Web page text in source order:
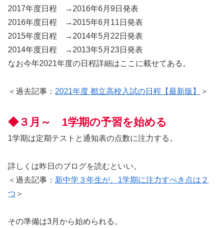
2017年度日程 →2016年6月9日発表
2016年度日程 →2015年6月11日発表
2015年度日程 →2014年5月22日発表
2014年度日程 →2013年5月23日発表
なお今年2021年度の日程詳細はここに載せてある。
＜過去記事： 2021年度 都立高校入試の日程【最新版】 ＞
◆３月～ 1学期の予習を始める
1学期は定期テストと通知表の点数に注力する。
詳しくは昨日のブログを読むといい。
＜過去記事： 新中学３年生が、1学期に注力すべき点は２
つ ＞
その準備は3月から始められる。